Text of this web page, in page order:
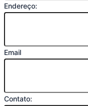
Endereço:
Email
Contato: